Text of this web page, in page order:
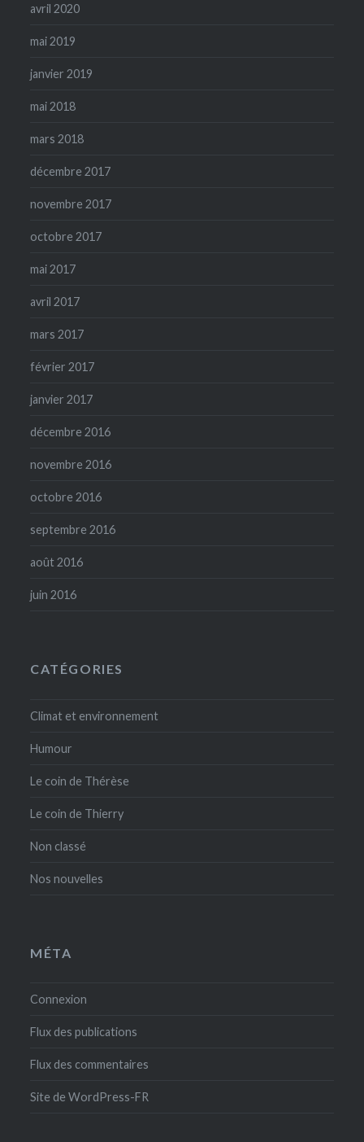
avril 2020
mai 2019
janvier 2019
mai 2018
mars 2018
décembre 2017
novembre 2017
octobre 2017
mai 2017
avril 2017
mars 2017
février 2017
janvier 2017
décembre 2016
novembre 2016
octobre 2016
septembre 2016
août 2016
juin 2016
CATÉGORIES
Climat et environnement
Humour
Le coin de Thérèse
Le coin de Thierry
Non classé
Nos nouvelles
MÉTA
Connexion
Flux des publications
Flux des commentaires
Site de WordPress-FR